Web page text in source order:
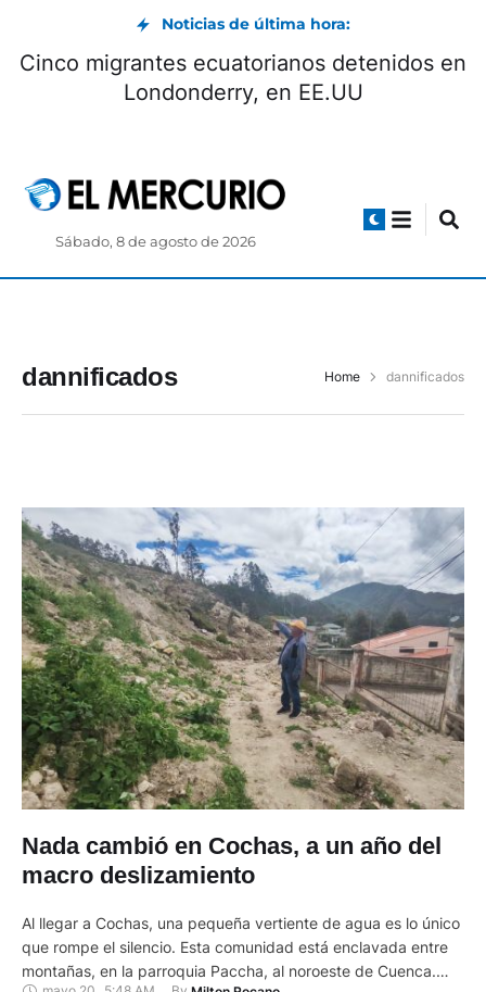
Noticias de última hora:
Cinco migrantes ecuatorianos detenidos en
Londonderry, en EE.UU
Sábado, 8 de agosto de 2026
dannificados Home dannificados
Nada cambió en Cochas, a un año del
macro deslizamiento
Al llegar a Cochas, una pequeña vertiente de agua es lo único
que rompe el silencio. Esta comunidad está enclavada entre
montañas, en la parroquia Paccha, al noroeste de Cuenca.